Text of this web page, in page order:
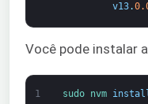
v13.
Você pode instalar
1 sudo nvm